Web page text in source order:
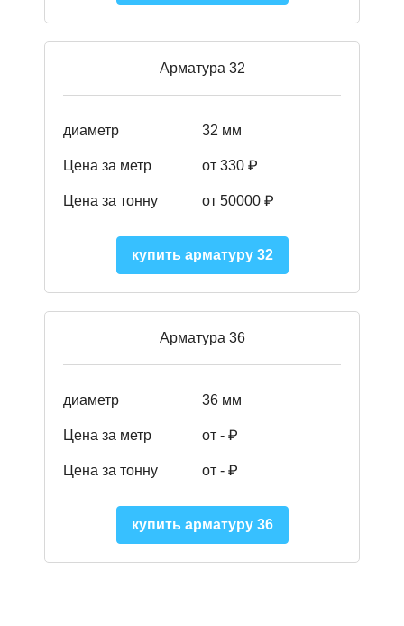
Арматура 32
диаметр 32 мм
Цена за метр от 330 ₽
Цена за тонну от 50000 ₽
купить арматуру 32
Арматура 36
диаметр 36 мм
Цена за метр от - ₽
Цена за тонну от - ₽
купить арматуру 36